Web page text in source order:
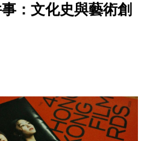
：文化史與藝術創